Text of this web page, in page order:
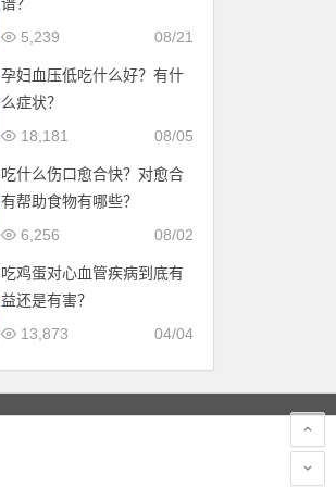
08/21
5,239
孕妇血压低吃什么好？有什
么症状？
08/05
18,181
吃什么伤口愈合快？对愈合
有帮助食物有哪些？
08/02
6,256
吃鸡蛋对心血管疾病到底有
益还是有害？
04/04
13,873